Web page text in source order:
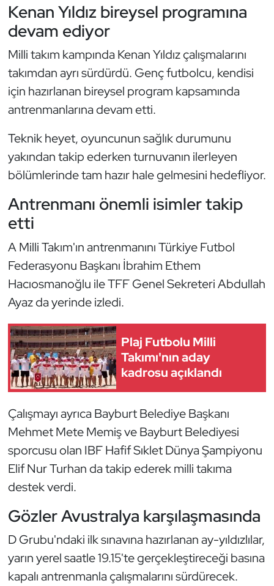
Kenan Yıldız bireysel programına
devam ediyor
Milli takım kampında Kenan Yıldız çalışmalarını
takımdan ayrı sürdürdü. Genç futbolcu, kendisi
için hazırlanan bireysel program kapsamında
antrenmanlarına devam etti.
Teknik heyet, oyuncunun sağlık durumunu
yakından takip ederken turnuvanın ilerleyen
bölümlerinde tam hazır hale gelmesini hedefliyor.
Antrenmanı önemli isimler takip
etti
A Milli Takım'ın antrenmanını Türkiye Futbol
Federasyonu Başkanı İbrahim Ethem
Hacıosmanoğlu ile TFF Genel Sekreteri Abdullah
Ayaz da yerinde izledi.
Plaj Futbolu Milli
Takımı'nın aday
kadrosu açıklandı
Çalışmayı ayrıca Bayburt Belediye Başkanı
Mehmet Mete Memiş ve Bayburt Belediyesi
sporcusu olan IBF Hafif Sıklet Dünya Şampiyonu
Elif Nur Turhan da takip ederek milli takıma
destek verdi.
Gözler Avustralya karşılaşmasında
D Grubu'ndaki ilk sınavına hazırlanan ay-yıldızlılar,
yarın yerel saatle 19.15'te gerçekleştireceği basına
kapalı antrenmanla çalışmalarını sürdürecek.
Kayak
Kempo
Kick Boks
Kürek
Masa Tenisi
Modern Pentatlon
Motor Sporları
Okçuluk
Optimist
Oryantiring
Özel Sporcular
Paralimpik
Ragbi
Satranç
Su Topu
Sualtı Sporları
Tekvando
Tenis